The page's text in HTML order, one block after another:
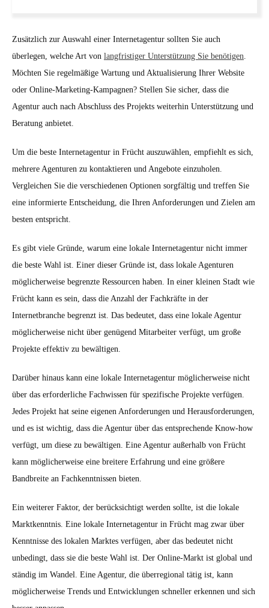
Zusätzlich zur Auswahl einer Internetagentur sollten Sie auch
überlegen, welche Art von langfristiger Unterstützung Sie benötigen
Möchten Sie regelmäßige Wartung und Aktualisierung Ihrer Website
oder Online-Marketing-Kampagnen? Stellen Sie sicher, dass die
Agentur auch nach Abschluss des Projekts weiterhin Unterstützung und
Beratung anbietet.
Um die beste Internetagentur in Frücht auszuwählen, empfiehlt es sich,
mehrere Agenturen zu kontaktieren und Angebote einzuholen.
Vergleichen Sie die verschiedenen Optionen sorgfältig und treffen Sie
eine informierte Entscheidung, die Ihren Anforderungen und Zielen am
besten entspricht.
Es gibt viele Gründe, warum eine lokale Internetagentur nicht immer
die beste Wahl ist. Einer dieser Gründe ist, dass lokale Agenturen
möglicherweise begrenzte Ressourcen haben. In einer kleinen Stadt wie
Frücht kann es sein, dass die Anzahl der Fachkräfte in der
Internetbranche begrenzt ist. Das bedeutet, dass eine lokale Agentur
möglicherweise nicht über genügend Mitarbeiter verfügt, um große
Projekte effektiv zu bewältigen.
Darüber hinaus kann eine lokale Internetagentur möglicherweise nicht
über das erforderliche Fachwissen für spezifische Projekte verfügen.
Jedes Projekt hat seine eigenen Anforderungen und Herausforderungen,
und es ist wichtig, dass die Agentur über das entsprechende Know-how
verfügt, um diese zu bewältigen. Eine Agentur außerhalb von Frücht
kann möglicherweise eine breitere Erfahrung und eine größere
Bandbreite an Fachkenntnissen bieten.
Ein weiterer Faktor, der berücksichtigt werden sollte, ist die lokale
Marktkenntnis. Eine lokale Internetagentur in Frücht mag zwar über
Kenntnisse des lokalen Marktes verfügen, aber das bedeutet nicht
unbedingt, dass sie die beste Wahl ist. Der Online-Markt ist global und
ständig im Wandel. Eine Agentur, die überregional tätig ist, kann
möglicherweise Trends und Entwicklungen schneller erkennen und sich